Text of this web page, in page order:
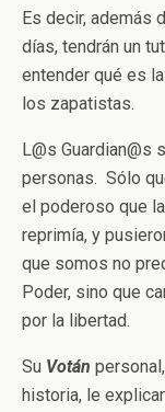
Es decir, además
días, tendrán un
entender qué es
los zapatistas.
L@s Guardian@s
personas. Sólo
el poderoso que
reprimía, y
que somos no
Poder, sino que
por la libertad.
Su Votán
historia, le